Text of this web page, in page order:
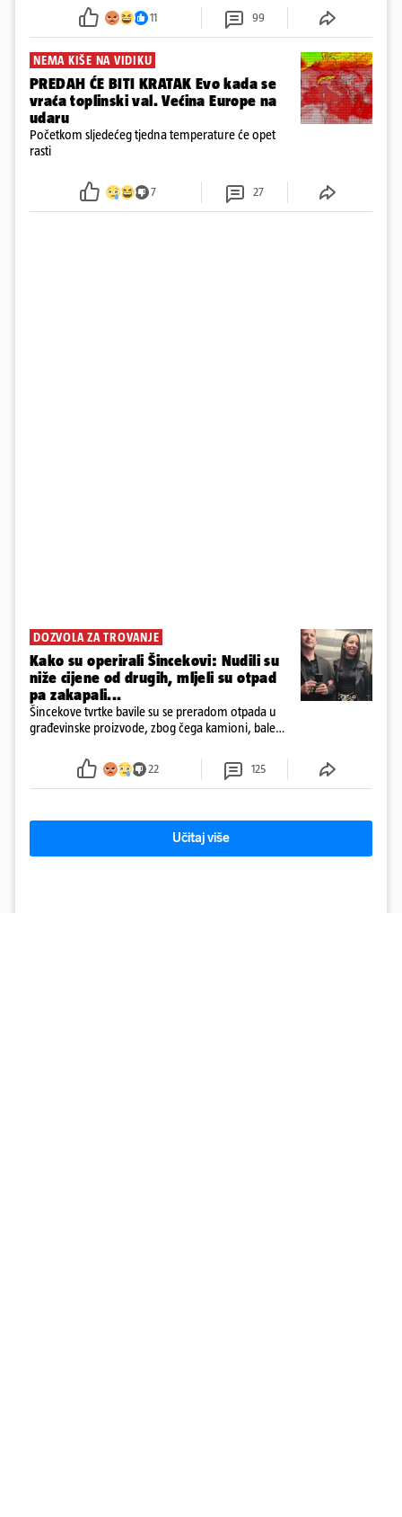
požar, rekao je vlasnik
11 99
NEMA KIŠE NA VIDIKU
PREDAH ĆE BITI KRATAK Evo kada se
vraća toplinski val. Većina Europe na
udaru
Početkom sljedećeg tjedna temperature će opet
rasti
7 27
DOZVOLA ZA TROVANJE
Kako su operirali Šincekovi: Nudili su
niže cijene od drugih, mljeli su otpad
pa zakapali...
Šincekove tvrtke bavile su se preradom otpada u
građevinske proizvode, zbog čega kamioni, bale
22 125
Učitaj više